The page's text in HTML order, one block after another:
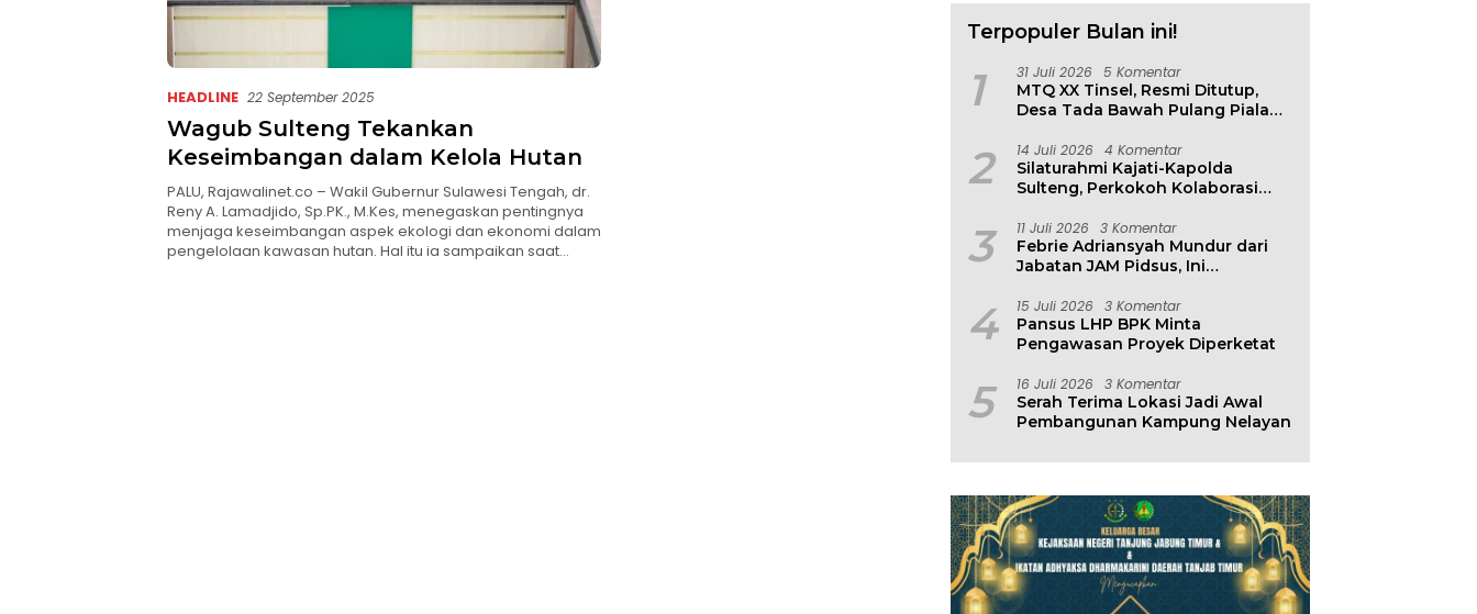
HEADLINE 22 September 2025
Wagub Sulteng Tekankan
Keseimbangan dalam Kelola Hutan
PALU, Rajawalinet.co – Wakil Gubernur Sulawesi Tengah, dr.
Reny A. Lamadjido, Sp.PK., M.Kes, menegaskan pentingnya
menjaga keseimbangan aspek ekologi dan ekonomi dalam
pengelolaan kawasan hutan. Hal itu ia sampaikan saat…
Terpopuler Bulan ini!
1 31 Juli 2026 5 Komentar
MTQ XX Tinsel, Resmi Ditutup,
Desa Tada Bawah Pulang Piala
2 14 Juli 2026 4 Komentar
Silaturahmi Kajati-Kapolda
Sulteng, Perkokoh Kolaborasi
3 11 Juli 2026 3 Komentar
Febrie Adriansyah Mundur dari
Jabatan JAM Pidsus, Ini
4 15 Juli 2026 3 Komentar
Pansus LHP BPK Minta
Pengawasan Proyek Diperketat
5 16 Juli 2026 3 Komentar
Serah Terima Lokasi Jadi Awal
Pembangunan Kampung Nelayan